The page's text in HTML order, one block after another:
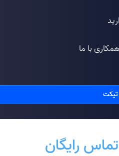
با ما
تیکت
رایگان